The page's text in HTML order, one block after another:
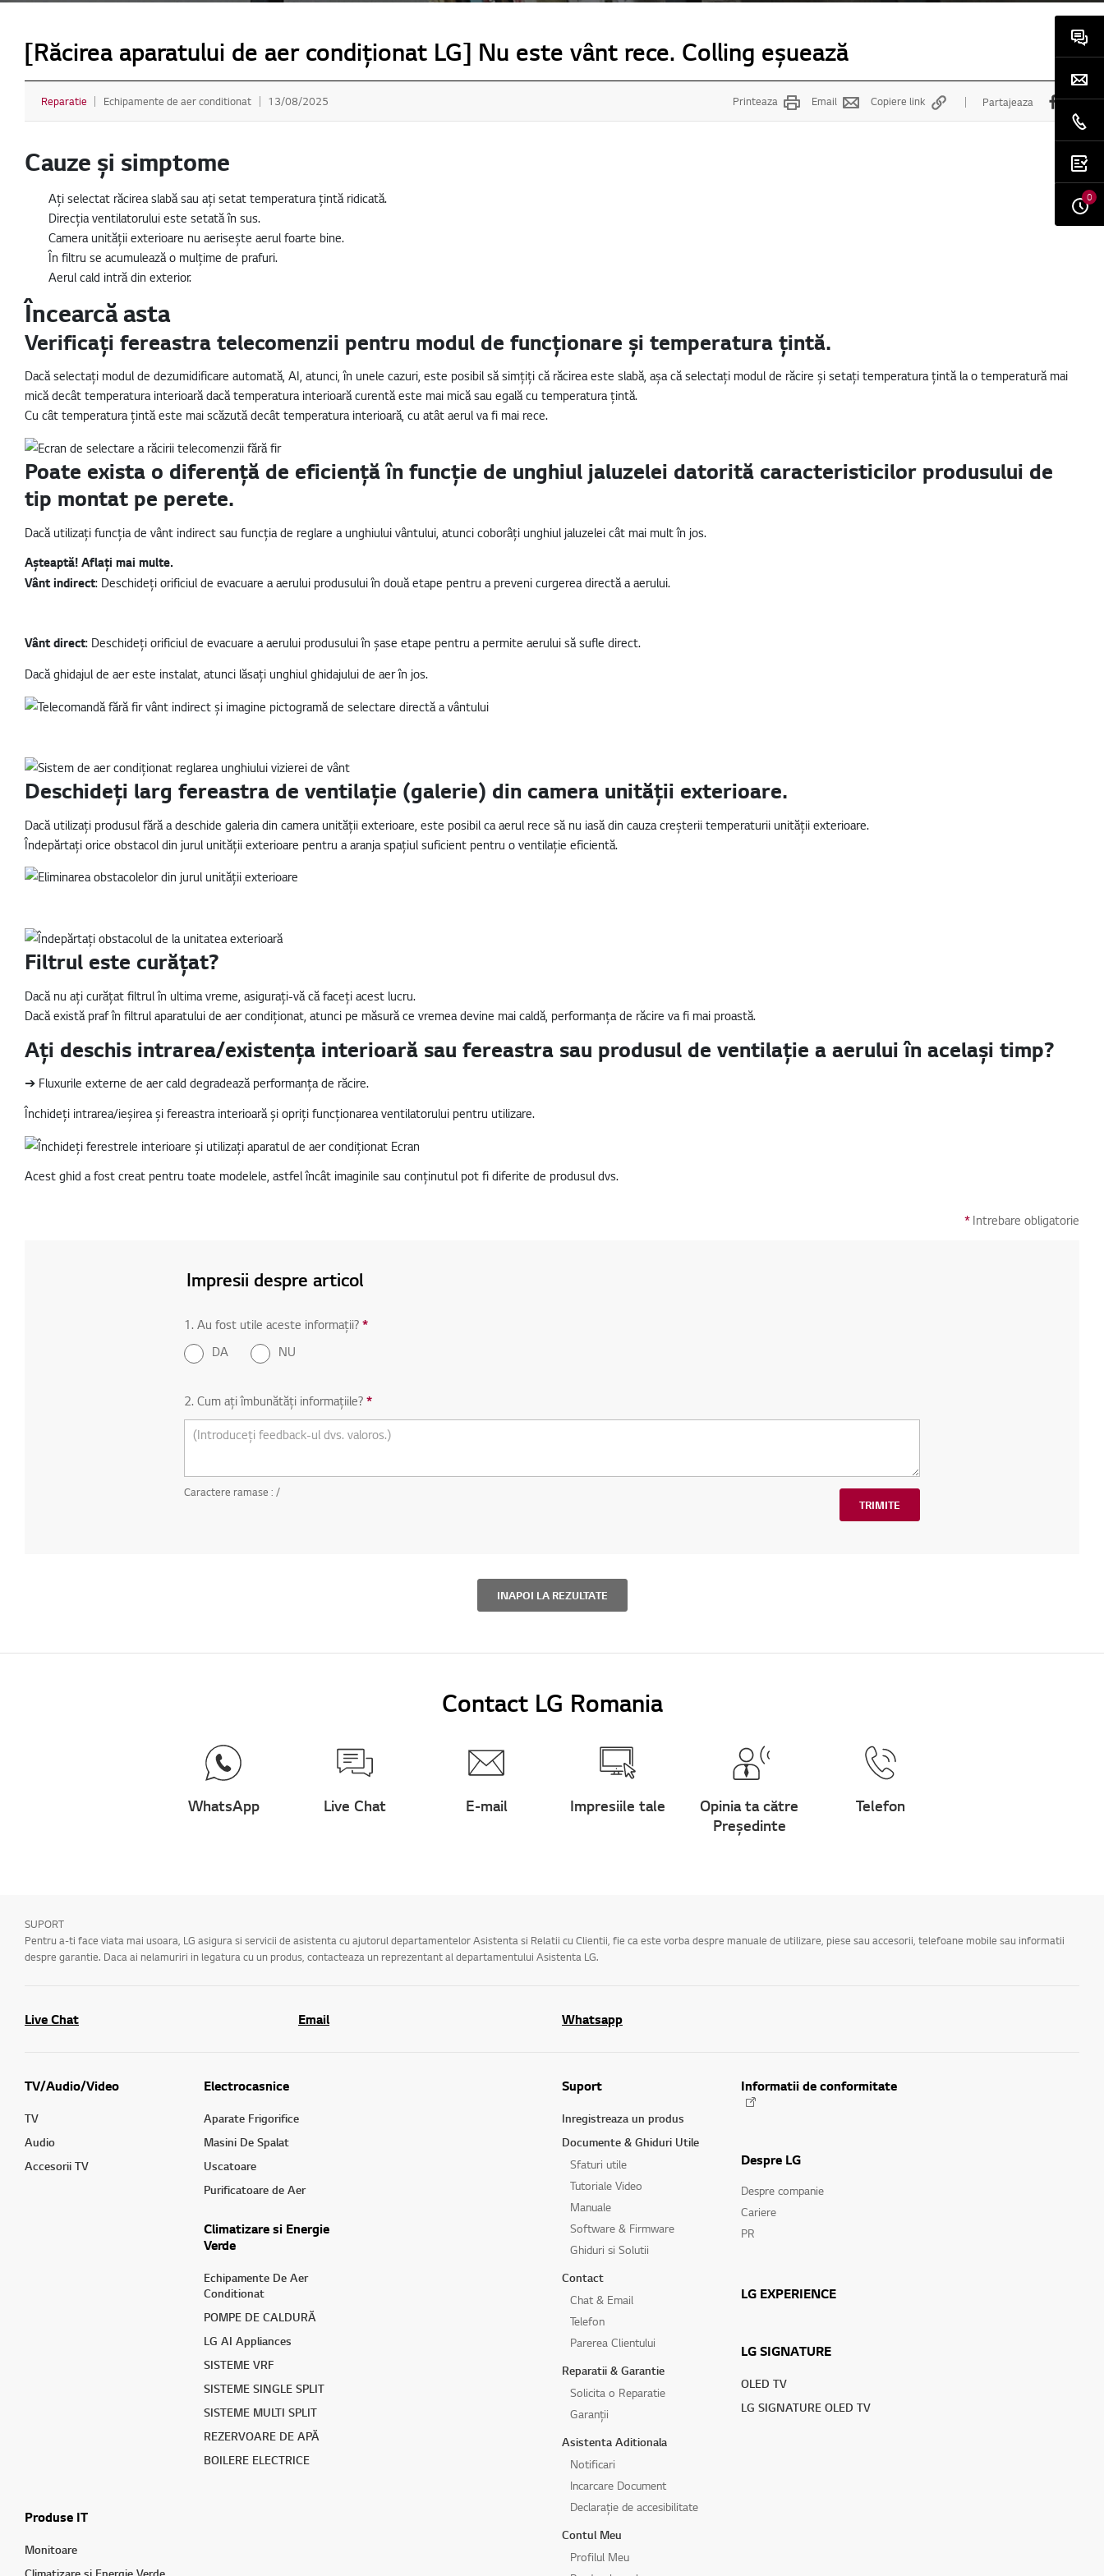
[Răcirea aparatului de aer condiționat LG] Nu este vânt rece. Colling eșuează
Reparatie Echipamente de aer conditionat 13/08/2025 Printeaza Email Copiere link Partajeaza
Cauze și simptome
Ați selectat răcirea slabă sau ați setat temperatura țintă ridicată.
Direcția ventilatorului este setată în sus.
Camera unității exterioare nu aerisește aerul foarte bine.
În filtru se acumulează o mulțime de prafuri.
Aerul cald intră din exterior.
Încearcă asta
Verificați fereastra telecomenzii pentru modul de funcționare și temperatura țintă.
Dacă selectați modul de dezumidificare automată, AI, atunci, în unele cazuri, este posibil să simțiți că răcirea este slabă, așa că selectați modul de răcire și setați temperatura țintă la o temperatură mai
mică decât temperatura interioară dacă temperatura interioară curentă este mai mică sau egală cu temperatura țintă.
Cu cât temperatura țintă este mai scăzută decât temperatura interioară, cu atât aerul va fi mai rece.
Poate exista o diferență de eficiență în funcție de unghiul jaluzelei datorită caracteristicilor produsului de
tip montat pe perete.
Dacă utilizați funcția de vânt indirect sau funcția de reglare a unghiului vântului, atunci coborâți unghiul jaluzelei cât mai mult în jos.
Aşteaptă! Aflați mai multe.
Vânt indirect: Deschideți orificiul de evacuare a aerului produsului în două etape pentru a preveni curgerea directă a aerului.
Vânt direct: Deschideți orificiul de evacuare a aerului produsului în șase etape pentru a permite aerului să sufle direct.
Dacă ghidajul de aer este instalat, atunci lăsați unghiul ghidajului de aer în jos.
Deschideți larg fereastra de ventilație (galerie) din camera unității exterioare.
Dacă utilizați produsul fără a deschide galeria din camera unității exterioare, este posibil ca aerul rece să nu iasă din cauza creșterii temperaturii unității exterioare.
Îndepărtați orice obstacol din jurul unității exterioare pentru a aranja spațiul suficient pentru o ventilație eficientă.
Filtrul este curățat?
Dacă nu ați curățat filtrul în ultima vreme, asigurați-vă că faceți acest lucru.
Dacă există praf în filtrul aparatului de aer condiționat, atunci pe măsură ce vremea devine mai caldă, performanța de răcire va fi mai proastă.
Ați deschis intrarea/existența interioară sau fereastra sau produsul de ventilație a aerului în același timp?
➔ Fluxurile externe de aer cald degradează performanța de răcire.
Închideți intrarea/ieșirea și fereastra interioară și opriți funcționarea ventilatorului pentru utilizare.
Acest ghid a fost creat pentru toate modelele, astfel încât imaginile sau conținutul pot fi diferite de produsul dvs.
* Intrebare obligatorie
Impresii despre articol
1. Au fost utile aceste informații? *
DA NU
2. Cum ați îmbunătăți informațiile? *
Caractere ramase : /
TRIMITE
INAPOI LA REZULTATE
Contact LG Romania
WhatsApp Live Chat E-mail Impresiile tale
Opinia ta către
Președinte
Telefon
0
SUPORT
Pentru a-ti face viata mai usoara, LG asigura si servicii de asistenta cu ajutorul departamentelor Asistenta si Relatii cu Clientii, fie ca este vorba despre manuale de utilizare, piese sau accesorii, telefoane mobile sau informatii
despre garantie. Daca ai nelamuriri in legatura cu un produs, contacteaza un reprezentant al departamentului Asistenta LG.
Live Chat Email Whatsapp
TV/Audio/Video
TV
Audio
Accesorii TV
Electrocasnice
Aparate Frigorifice
Masini De Spalat
Uscatoare
Purificatoare de Aer
Climatizare si Energie
Verde
Echipamente De Aer
Conditionat
POMPE DE CALDURĂ
LG AI Appliances
SISTEME VRF
SISTEME SINGLE SPLIT
SISTEME MULTI SPLIT
REZERVOARE DE APĂ
BOILERE ELECTRICE
Produse IT
Monitoare
Suport
Inregistreaza un produs
Documente & Ghiduri Utile
Sfaturi utile
Tutoriale Video
Manuale
Software & Firmware
Ghiduri si Solutii
Contact
Chat & Email
Telefon
Parerea Clientului
Reparatii & Garantie
Solicita o Reparatie
Garanții
Asistenta Aditionala
Notificari
Incarcare Document
Declarație de accesibilitate
Contul Meu
Profilul Meu
Informatii de conformitate
Despre LG
Despre companie
Cariere
PR
LG EXPERIENCE
LG SIGNATURE
OLED TV
LG SIGNATURE OLED TV